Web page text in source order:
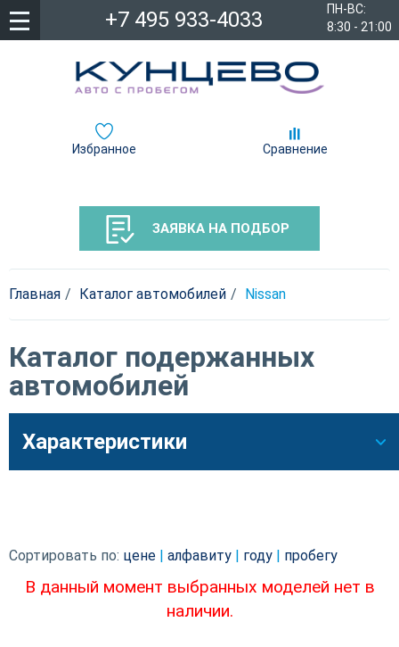
ПН-ВС:
8:30 - 21:00
+7 495 933-4033
Избранное Сравнение
ЗАЯВКА НА ПОДБОР
Главная Каталог автомобилей Nissan
Каталог подержанных
автомобилей
Характеристики
Сортировать по: цене алфавиту году пробегу
В данный момент выбранных моделей нет в
наличии.